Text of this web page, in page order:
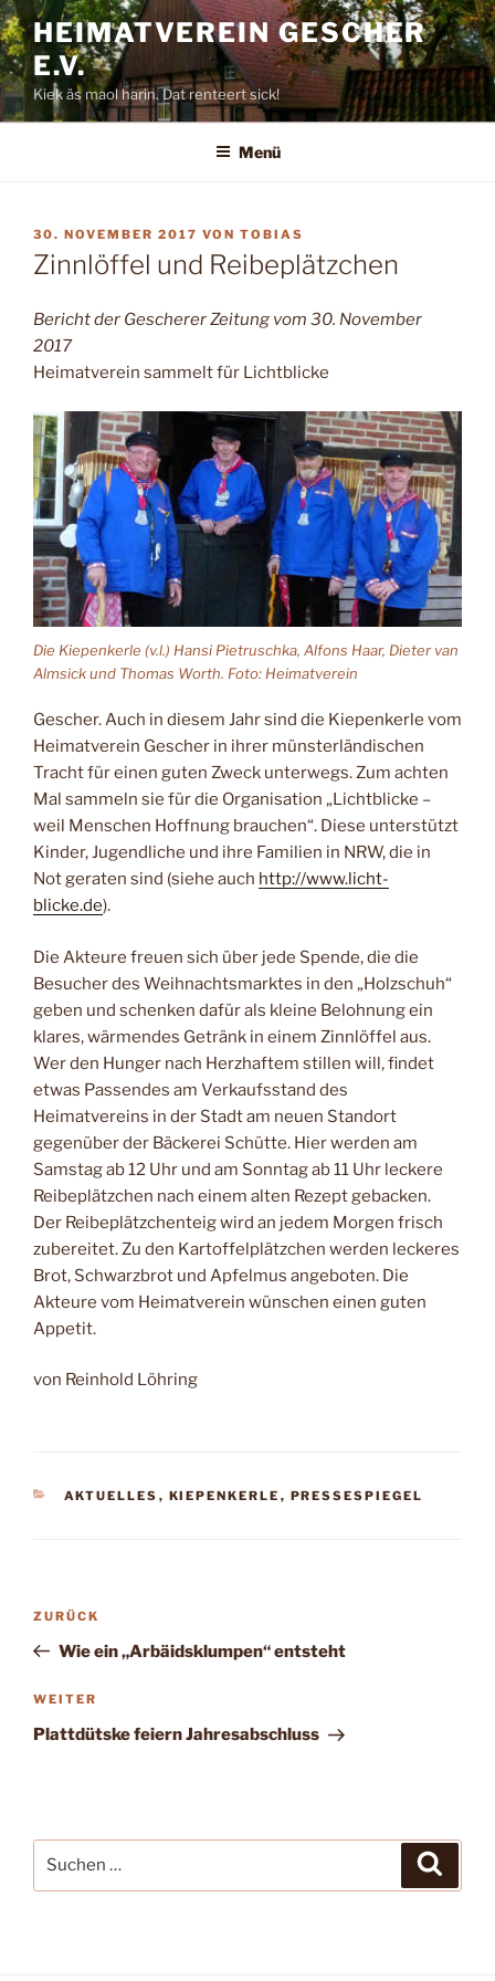
Zum
Inhalt
springen
HEIMATVEREIN GESCHER
E.V.
Kiek äs maol harin. Dat renteert sick!
Menü
VERÖFFENTLICHT
AM
30. NOVEMBER 2017 VON TOBIAS
Zinnlöffel und Reibeplätzchen
Bericht der Gescherer Zeitung vom 30. November
2017
Heimatverein sammelt für Lichtblicke
Die Kiepenkerle (v.l.) Hansi Pietruschka, Alfons Haar, Dieter van
Almsick und Thomas Worth. Foto: Heimatverein
Gescher. Auch in diesem Jahr sind die Kiepenkerle vom
Heimatverein Gescher in ihrer münsterländischen
Tracht für einen guten Zweck unterwegs. Zum achten
Mal sammeln sie für die Organisation „Lichtblicke –
weil Menschen Hoffnung brauchen“. Diese unterstützt
Kinder, Jugendliche und ihre Familien in NRW, die in
Not geraten sind (siehe auch http://www.licht-
blicke.de).
Die Akteure freuen sich über jede Spende, die die
Besucher des Weihnachtsmarktes in den „Holzschuh“
geben und schenken dafür als kleine Belohnung ein
klares, wärmendes Getränk in einem Zinnlöffel aus.
Wer den Hunger nach Herzhaftem stillen will, findet
etwas Passendes am Verkaufsstand des
Heimatvereins in der Stadt am neuen Standort
gegenüber der Bäckerei Schütte. Hier werden am
Samstag ab 12 Uhr und am Sonntag ab 11 Uhr leckere
Reibeplätzchen nach einem alten Rezept gebacken.
Der Reibeplätzchenteig wird an jedem Morgen frisch
zubereitet. Zu den Kartoffelplätzchen werden leckeres
Brot, Schwarzbrot und Apfelmus angeboten. Die
Akteure vom Heimatverein wünschen einen guten
Appetit.
von Reinhold Löhring
KATEGORIEN
AKTUELLES , KIEPENKERLE , PRESSESPIEGEL
Beitragsnavigation
Vorheriger
Beitrag
ZURÜCK
Wie ein „Arbäidsklumpen“ entsteht
Nächster
Beitrag
WEITER
Plattdütske feiern Jahresabschluss
nach: